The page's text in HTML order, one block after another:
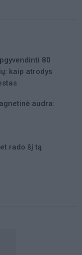
80
kaip atrodys
audra:
rado šį tą